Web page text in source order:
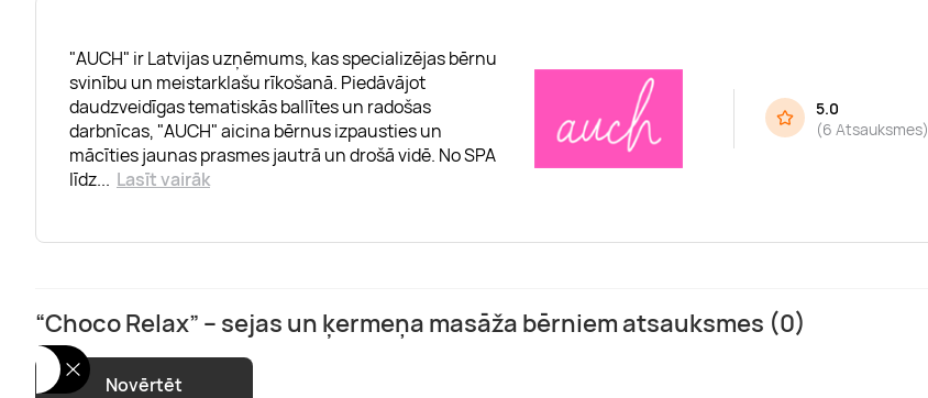
"AUCH" ir Latvijas uzņēmums, kas specializējas bērnu
svinību un meistarklašu rīkošanā. Piedāvājot
daudzveidīgas tematiskās ballītes un radošas
darbnīcas, "AUCH" aicina bērnus izpausties un
mācīties jaunas prasmes jautrā un drošā vidē. No SPA
līdz... Lasīt vairāk
5.0
(6 Atsauksmes)
“Choco Relax” – sejas un ķermeņa masāža bērniem atsauksmes (0)
Novērtēt